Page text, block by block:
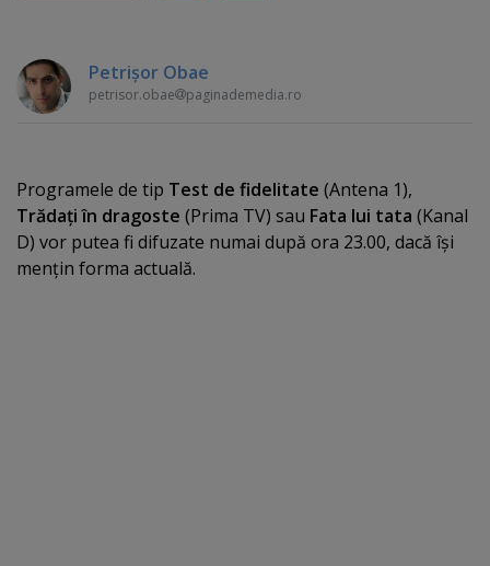
Petrişor Obae
petrisor.obae paginademedia.ro
Programele de tip Test de fidelitate (Antena 1),
Trădaţi în dragoste (Prima TV) sau Fata lui tata (Kanal
D) vor putea fi difuzate numai după ora 23.00, dacă îşi
menţin forma actuală.